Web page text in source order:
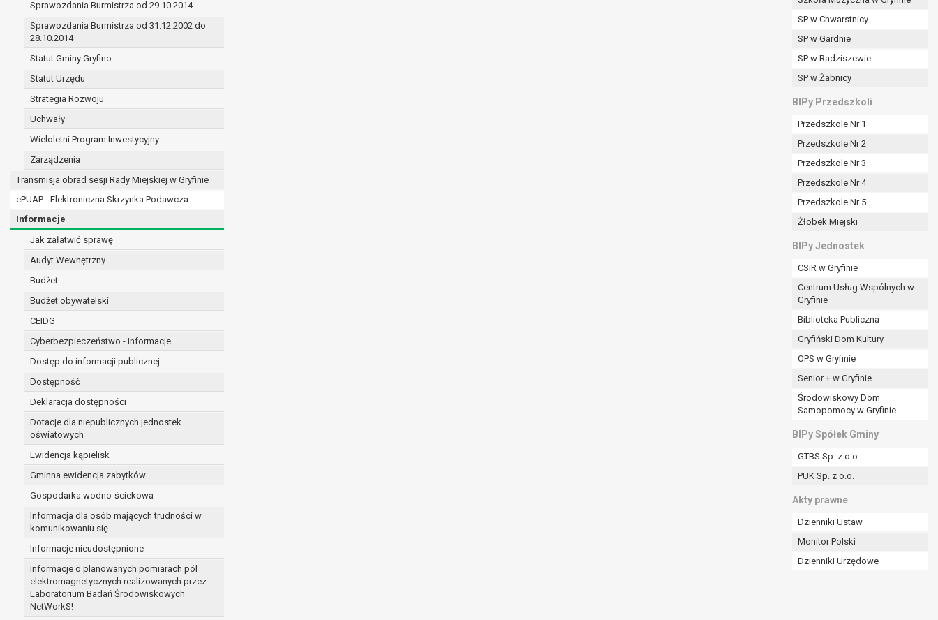
Sprawozdania Burmistrza od 29.10.2014
Sprawozdania Burmistrza od 31.12.2002 do
28.10.2014
Statut Gminy Gryfino
Statut Urzędu
Strategia Rozwoju
Uchwały
Wieloletni Program Inwestycyjny
Zarządzenia
Transmisja obrad sesji Rady Miejskiej w Gryfinie
ePUAP - Elektroniczna Skrzynka Podawcza
Informacje
Jak załatwić sprawę
Audyt Wewnętrzny
Budżet
Budżet obywatelski
CEIDG
Cyberbezpieczeństwo - informacje
Dostęp do informacji publicznej
Dostępność
Deklaracja dostępności
Dotacje dla niepublicznych jednostek
oświatowych
Ewidencja kąpielisk
Gminna ewidencja zabytków
Gospodarka wodno-ściekowa
Informacja dla osób mających trudności w
komunikowaniu się
Informacje nieudostępnione
Informacje o planowanych pomiarach pól
elektromagnetycznych realizowanych przez
Laboratorium Badań Środowiskowych
NetWorkS!
SP w Chwarstnicy
SP w Gardnie
SP w Radziszewie
SP w Żabnicy
BIPy Przedszkoli
Przedszkole Nr 1
Przedszkole Nr 2
Przedszkole Nr 3
Przedszkole Nr 4
Przedszkole Nr 5
Żłobek Miejski
BIPy Jednostek
CSiR w Gryfinie
Centrum Usług Wspólnych w
Gryfinie
Biblioteka Publiczna
Gryfiński Dom Kultury
OPS w Gryfinie
Senior + w Gryfinie
Środowiskowy Dom
Samopomocy w Gryfinie
BIPy Spółek Gminy
GTBS Sp. z o.o.
PUK Sp. z o.o.
Akty prawne
Dzienniki Ustaw
Monitor Polski
Dzienniki Urzędowe
prawo do żądania sprostowania danych na podstawie art. 16 RODO,
w przypadku gdy:
prawo do żądania usunięcia danych osobowych (tzw. prawo do bycia zapomnianym) na podstawie art. 17 RODO, w przypadku gdy:
dane nie są już niezbędne do celów, dla których były zebrane lub w inny sposób przetwarzane,
osoba, której dane dotyczą wycofała zgodę na przetwarzanie danych osobowych, która jest podstawą przetwarzania danych i nie ma innej podstawy prawnej
dane osobowe przetwarzane są niezgodnie z prawem,
dane osobowe muszą być usunięte w celu wywiązania się z obowiązku wynikającego z przepisów prawa;
osoba, której dane dotyczą kwestionuje prawidłowość danych osobowych – na okres pozwalający administratorowi sprawdzić prawidłowość tych danych,
administrator nie potrzebuje już danych dla swoich celów, ale osoba, której dane dotyczą, potrzebuje ich do ustalenia, obrony lub dochodzenia roszczeń,
osoba, której dane dotyczą, wniosła sprzeciw wobec przetwarzania danych - do czasu ustalenia czy prawnie uzasadnione podstawy po stronie administratora są
przetwarzanie danych odbywa się na podstawie umowy zawartej z osobą, której dane dotyczą lub na podstawie zgody wyrażonej przez tą osobę,
prawo sprzeciwu wobec przetwarzania danych na podstawie art. 21 RODO, wobec przetwarzania danych osobowych, którego podstawą prawną jest:
administratorowi bądź
niezbędność przetwarzania do celów wynikających z prawnie uzasadnionych interesów realizowanych przez administratora lub przez stronę trzecią.
Z przyczyn związanych z Pani/Pana szczególną sytuacją. W razie wniesienia sprzeciwu, administrator nie może już przetwarzać tych danych osobowych, chyba że wykaże
on istnienie ważnych prawnie uzasadnionych podstaw do przetwarzania, nadrzędnych wobec interesów, praw i wolności osoby, której dane dotyczą, lub podstaw do
ustalenia, dochodzenia lub obrony roszczeń.
W przypadku gdy przetwarzanie danych osobowych odbywa się na podstawie zgody osoby na przetwarzanie danych osobowych (art. 6 ust. 1 lit a RODO), przysługuje Pani/Panu
prawo do cofnięcia tej zgody w dowolnym momencie. Cofnięcie to nie ma wpływu na zgodność przetwarzania, którego dokonano na podstawie zgody przed jej cofnięciem.
Przysługuje Pani/Panu prawo wniesienia skargi do organu nadzorczego na niezgodne z prawem przetwarzanie Pani/Pana danych osobowych przez administratora.
Organem właściwym do wniesienia skargi jest Prezes Urzędu Ochrony Danych Osobowych.
W zależności od sfery, w której przetwarzane są dane osobowe, podanie danych osobowych jest dobrowolne albo jest wymogiem ustawowym lub umownym.
Pani/Pana dane nie będą poddawane zautomatyzowanemu podejmowaniu decyzji, w tym również profilowaniu.